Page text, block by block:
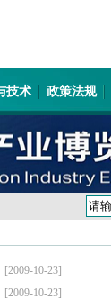
技术 政策法规
[2009-10-23]
[2009-10-23]